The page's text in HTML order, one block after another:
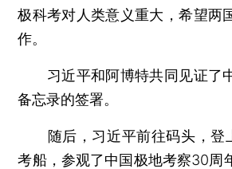
极科考对人类意义重大，希望两
作。
习近平和阿博特共同见证了
备忘录的签署。
随后，习近平前往码头，登
考船，参观了中国极地考察30周